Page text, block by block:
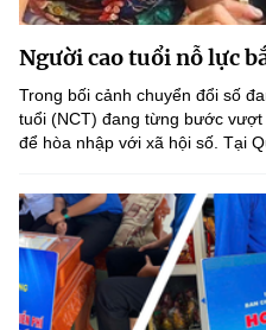
Người cao tuổi nỗ lực
Trong bối cảnh chuyển đổi số
tuổi (NCT) đang từng bước
để hòa nhập với xã hội số. Tại